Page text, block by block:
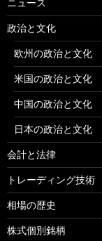
ニュース
政治と文化
欧州の政治と文化
米国の政治と文化
中国の政治と文化
日本の政治と文化
会計と法律
トレーディング技術
相場の歴史
株式個別銘柄